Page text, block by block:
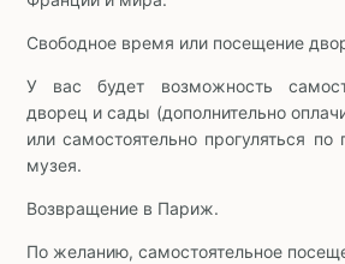
Свободное время или посещение
У вас будет возможность
дворец и сады (дополнительно
или самостоятельно прогуляться по
музея.
Возвращение в Париж.
По желанию, самостоятельное